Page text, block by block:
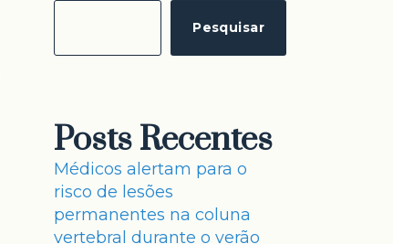
Pesquisar
Posts Recentes
Médicos alertam para o
risco de lesões
permanentes na coluna
vertebral durante o verão